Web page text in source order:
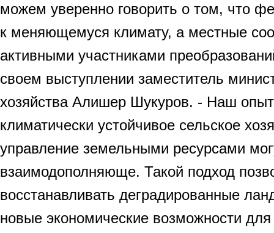
можем уверенно говорить о том, что
к меняющемуся климату, а местные
активными участниками
своем выступлении заместитель
хозяйства Алишер Шукуров. - Наш опыт
климатически устойчивое сельское
управление земельными ресурсами
взаимодополняюще. Такой подход
восстанавливать деградированные
новые экономические возможности